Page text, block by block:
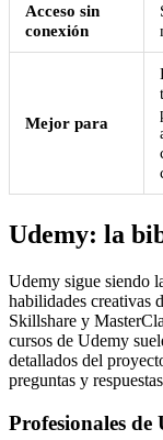
Acceso sin
conexión
Mejor para
Udemy: la
Udemy sigue siendo
habilidades creativas
Skillshare y
cursos de Udemy
detallados del
preguntas y
Profesionales de